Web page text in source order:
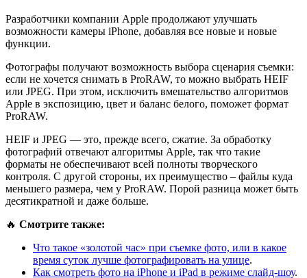
Разработчики компании Apple продолжают улучшать
возможности камеры iPhone, добавляя все новые и новые
функции.
Фотографы получают возможность выбора сценария съемки:
если не хочется снимать в ProRAW, то можно выбрать HEIF
или JPEG. При этом, исключить вмешательство алгоритмов
Apple в экспозицию, цвет и баланс белого, поможет формат
ProRAW.
HEIF и JPEG — это, прежде всего, сжатие. За обработку
фотографий отвечают алгоритмы Apple, так что такие
форматы не обеспечивают всей полноты творческого
контроля. С другой стороны, их преимущество – файлы куда
меньшего размера, чем у ProRAW. Порой разница может быть
десятикратной и даже больше.
🔥 Смотрите также:
Что такое «золотой час» при съемке фото, или в какое
время суток лучше фотографировать на улице.
Как смотреть фото на iPhone и iPad в режиме слайд-шоу.